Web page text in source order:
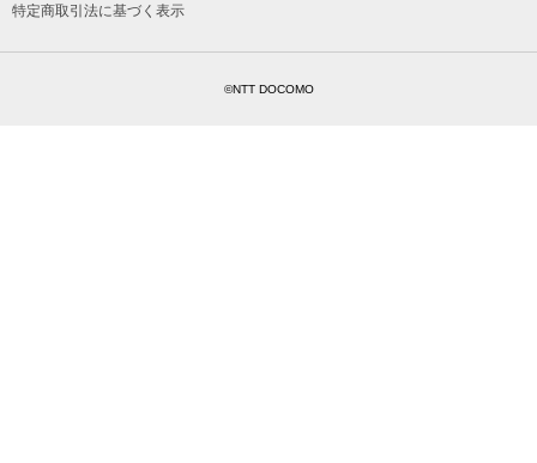
特定商取引法に基づく表示
©NTT DOCOMO